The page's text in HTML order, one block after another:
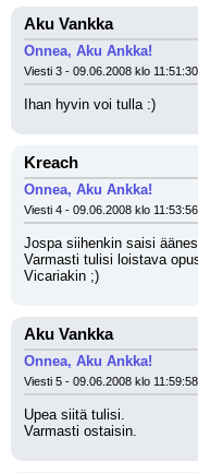
Aku Vankka
Onnea, Aku Ankka!
Viesti 3 - 09.06.2008 klo 11:51:30
Ihan hyvin voi tulla :)
Kreach
Onnea, Aku Ankka!
Viesti 4 - 09.06.2008 klo 11:53:56
Jospa siihenkin saisi
Varmasti tulisi loistava
Vicariakin ;)
Aku Vankka
Onnea, Aku Ankka!
Viesti 5 - 09.06.2008 klo 11:59:58
Upea siitä tulisi.
Varmasti ostaisin.